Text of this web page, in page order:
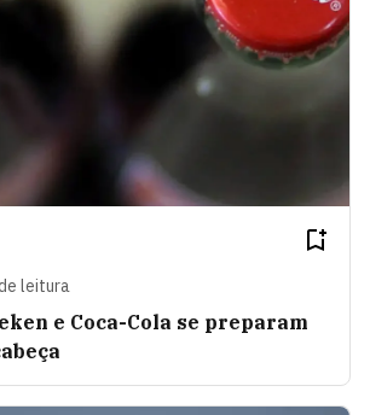
leitura
e Coca-Cola se preparam